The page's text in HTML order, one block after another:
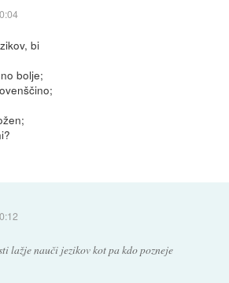
bi
bolje;
lažje nauči jezikov kot pa kdo pozneje